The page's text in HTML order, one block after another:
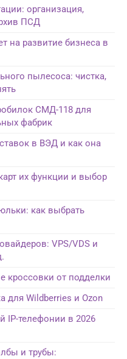
организация,
ПСД
на развитие бизнеса в
пылесоса: чистка,
СМД-118 для
фабрик
в ВЭД и как она
их функции и выбор
как выбрать
VPS/VDS и
кроссовки от подделки
для Wildberries и Ozon
IP-телефонии в 2026
и трубы: